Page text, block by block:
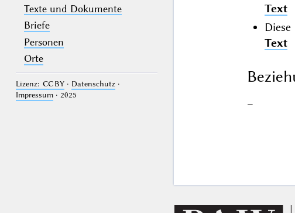
Texte und Dokumente
Briefe
Personen
Orte
Lizenz: CC BY· Datenschutz·
Impressum· 2025
Text
Text
–